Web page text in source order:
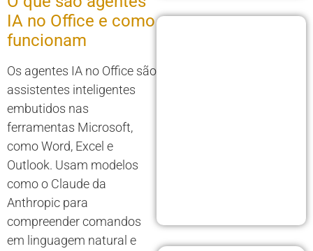
IA no Office e como
funcionam
Os agentes IA no Office são
assistentes inteligentes
embutidos nas
ferramentas Microsoft,
como Word, Excel e
Outlook. Usam modelos
como o Claude da
Anthropic para
compreender comandos
em linguagem natural e